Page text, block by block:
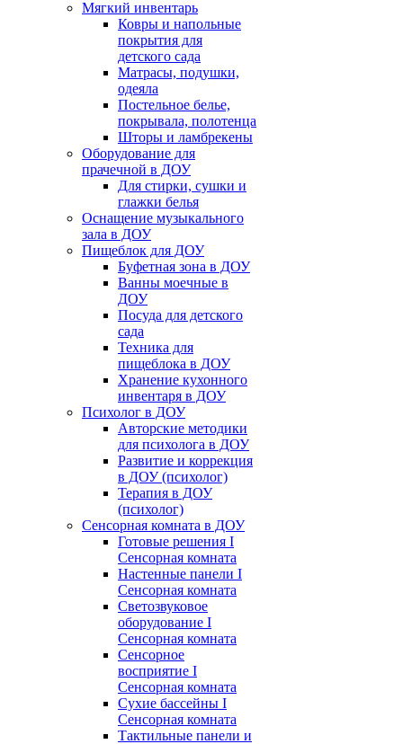
Мягкий инвентарь
Ковры и напольные
покрытия для
детского сада
Матрасы, подушки,
одеяла
Постельное белье,
покрывала, полотенца
Шторы и ламбрекены
Оборудование для
прачечной в ДОУ
Для стирки, сушки и
глажки белья
Оснащение музыкального
зала в ДОУ
Пищеблок для ДОУ
Буфетная зона в ДОУ
Ванны моечные в
ДОУ
Посуда для детского
сада
Техника для
пищеблока в ДОУ
Хранение кухонного
инвентаря в ДОУ
Психолог в ДОУ
Авторские методики
для психолога в ДОУ
Развитие и коррекция
в ДОУ (психолог)
Терапия в ДОУ
(психолог)
Сенсорная комната в ДОУ
Готовые решения I
Сенсорная комната
Настенные панели I
Сенсорная комната
Светозвуковое
оборудование I
Сенсорная комната
Сенсорное
восприятие I
Сенсорная комната
Сухие бассейны I
Сенсорная комната
Тактильные панели и